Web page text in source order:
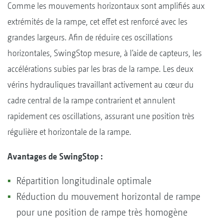
Comme les mouvements horizontaux sont amplifiés aux
extrémités de la rampe, cet effet est renforcé avec les
grandes largeurs. Afin de réduire ces oscillations
horizontales, SwingStop mesure, à l’aide de capteurs, les
accélérations subies par les bras de la rampe. Les deux
vérins hydrauliques travaillant activement au cœur du
cadre central de la rampe contrarient et annulent
rapidement ces oscillations, assurant une position très
régulière et horizontale de la rampe.
Avantages de SwingStop :
Répartition longitudinale optimale
Réduction du mouvement horizontal de rampe
pour une position de rampe très homogène